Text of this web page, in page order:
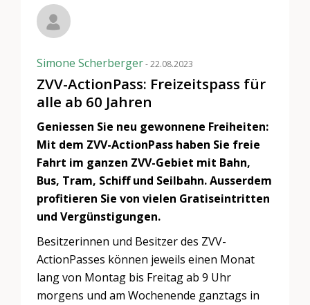
Simone Scherberger- 22.08.2023
ZVV-ActionPass: Freizeitspass für
alle ab 60 Jahren
Geniessen Sie neu gewonnene Freiheiten:
Mit dem ZVV-ActionPass haben Sie freie
Fahrt im ganzen ZVV-Gebiet mit Bahn,
Bus, Tram, Schiff und Seilbahn. Ausserdem
profitieren Sie von vielen Gratiseintritten
und Vergünstigungen.
Besitzerinnen und Besitzer des ZVV-
ActionPasses können jeweils einen Monat
lang von Montag bis Freitag ab 9 Uhr
morgens und am Wochenende ganztags in